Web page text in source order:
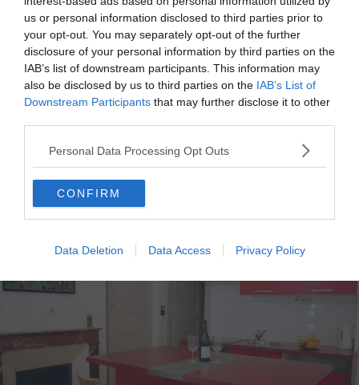
us or personal information disclosed to third parties prior to
your opt-out. You may separately opt-out of the further
disclosure of your personal information by third parties on the
IAB’s list of downstream participants. This information may
also be disclosed by us to third parties on the IAB’s List of
Downstream Participants that may further disclose it to other
Personal Data Processing Opt Outs
CONFIRM
Data Deletion Data Access Privacy Policy
5. T2 confortable et calme en cœur de
Voir ce logement